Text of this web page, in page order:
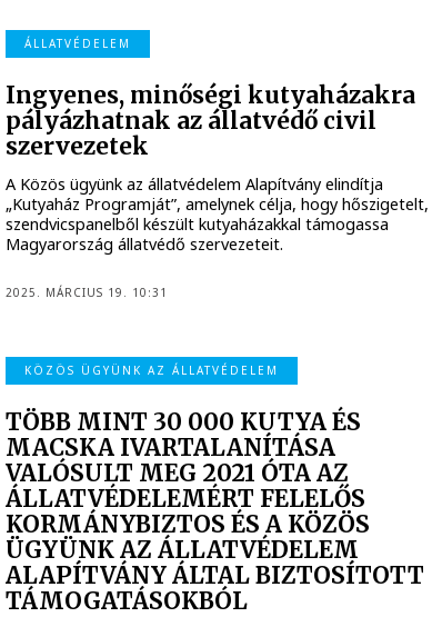
ÁLLATVÉDELEM
Ingyenes, minőségi kutyaházakra
pályázhatnak az állatvédő civil
szervezetek
A Közös ügyünk az állatvédelem Alapítvány elindítja
„Kutyaház Programját”, amelynek célja, hogy hőszigetelt,
szendvicspanelből készült kutyaházakkal támogassa
Magyarország állatvédő szervezeteit.
2025. MÁRCIUS 19. 10:31
KÖZÖS ÜGYÜNK AZ ÁLLATVÉDELEM
TÖBB MINT 30 000 KUTYA ÉS
MACSKA IVARTALANÍTÁSA
VALÓSULT MEG 2021 ÓTA AZ
ÁLLATVÉDELEMÉRT FELELŐS
KORMÁNYBIZTOS ÉS A KÖZÖS
ÜGYÜNK AZ ÁLLATVÉDELEM
ALAPÍTVÁNY ÁLTAL BIZTOSÍTOTT
TÁMOGATÁSOKBÓL